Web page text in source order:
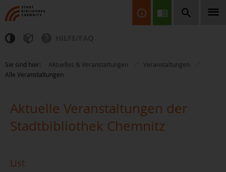
Finden Sie Informationen, Bücher, CDs & DVDs, Spiele, BluRays,
Zeitschriften und vieles mehr...
Sie sind hier: Aktuelles & Veranstaltungen
Veranstaltungen
Alle Veranstaltungen
Aktuelle Veranstaltungen der
Stadtbibliothek Chemnitz
List